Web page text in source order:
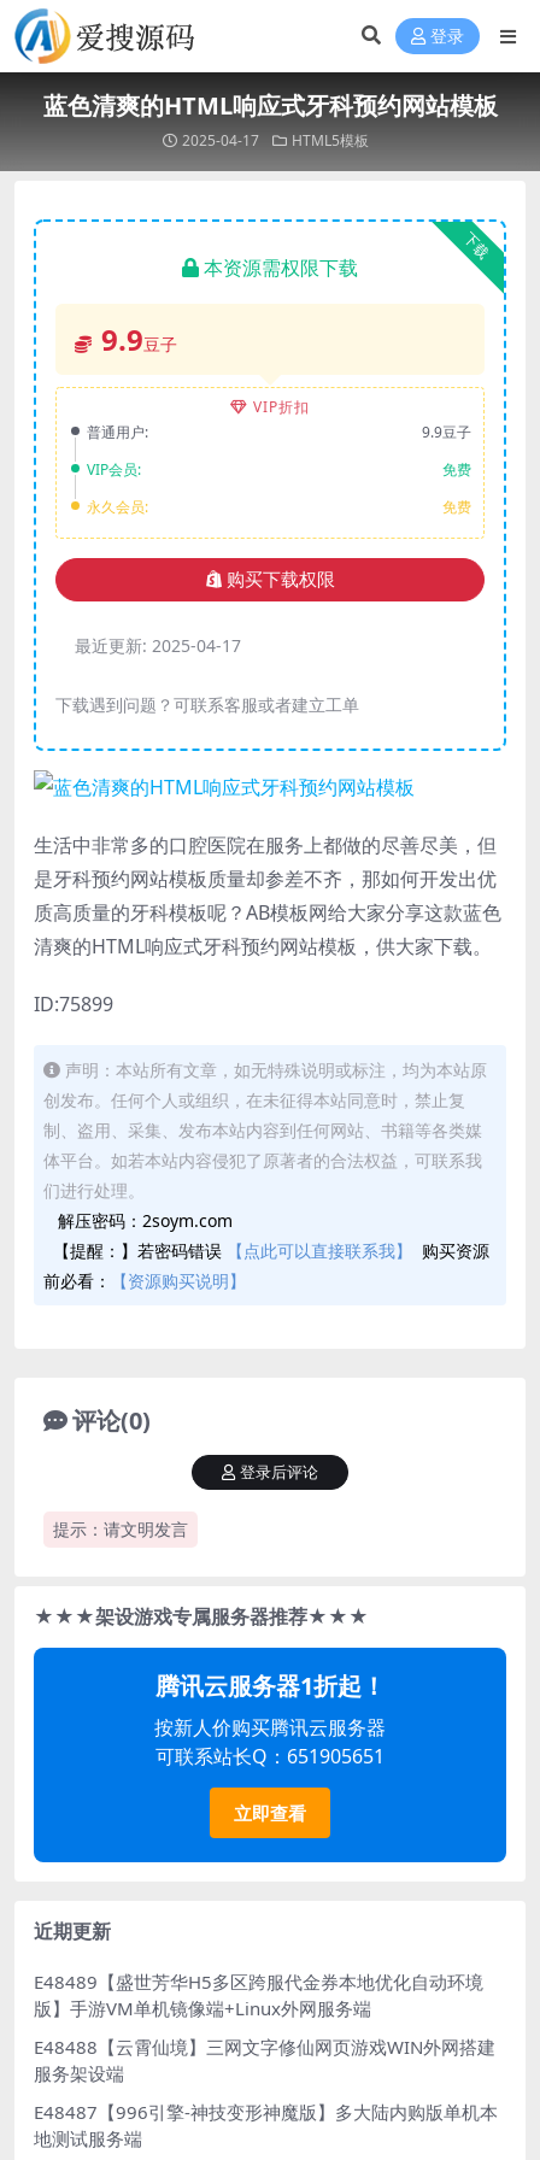
登录
蓝色清爽的HTML响应式牙科预约网站模板
2025-04-17 HTML5模板
下载
本资源需权限下载
9.9豆子
VIP折扣
普通用户:
9.9豆子
VIP会员:
免费
永久会员:
免费
购买下载权限
最近更新: 2025-04-17
下载遇到问题？可联系客服或者建立工单
生活中非常多的口腔医院在服务上都做的尽善尽美，但
是牙科预约网站模板质量却参差不齐，那如何开发出优
质高质量的牙科模板呢？AB模板网给大家分享这款蓝色
清爽的HTML响应式牙科预约网站模板，供大家下载。
ID:75899
声明：本站所有文章，如无特殊说明或标注，均为本站原
创发布。任何个人或组织，在未征得本站同意时，禁止复
制、盗用、采集、发布本站内容到任何网站、书籍等各类媒
体平台。如若本站内容侵犯了原著者的合法权益，可联系我
们进行处理。
解压密码：2soym.com
【提醒：】若密码错误
【点此可以直接联系我】
购买资源
前必看：
【资源购买说明】
评论(0)
提示：请文明发言
登录后评论
★★★架设游戏专属服务器推荐★★★
腾讯云服务器1折起！
按新人价购买腾讯云服务器
可联系站长Q：651905651
立即查看
近期更新
E48489【盛世芳华H5多区跨服代金券本地优化自动环境
版】手游VM单机镜像端+Linux外网服务端
E48488【云霄仙境】三网文字修仙网页游戏WIN外网搭建
服务架设端
E48487【996引擎-神技变形神魔版】多大陆内购版单机本
地测试服务端